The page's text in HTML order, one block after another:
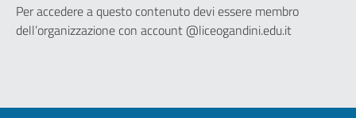
Per accedere a questo contenuto devi essere membro
dell’organizzazione con account @liceogandini.edu.it